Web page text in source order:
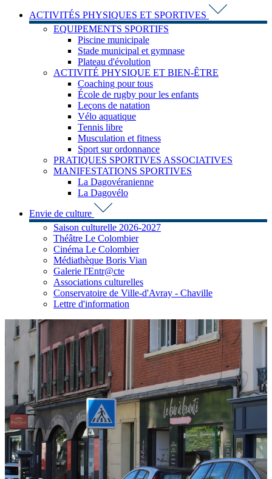
ACTIVITÉS PHYSIQUES ET SPORTIVES
EQUIPEMENTS SPORTIFS
Piscine municipale
Stade municipal et gymnase
Plateau d'évolution
ACTIVITÉ PHYSIQUE ET BIEN-ÊTRE
Coaching pour tous
École de rugby pour les enfants
Leçons de natation
Vélo aquatique
Tennis libre
Musculation et fitness
Sport sur ordonnance
PRATIQUES SPORTIVES ASSOCIATIVES
MANIFESTATIONS SPORTIVES
La Dagovéranienne
La Dagovélo
Envie de culture
Saison culturelle 2026-2027
Théâtre Le Colombier
Cinéma Le Colombier
Médiathèque Boris Vian
Galerie l'Entr@cte
Associations culturelles
Conservatoire de Ville-d'Avray - Chaville
Lettre d'information